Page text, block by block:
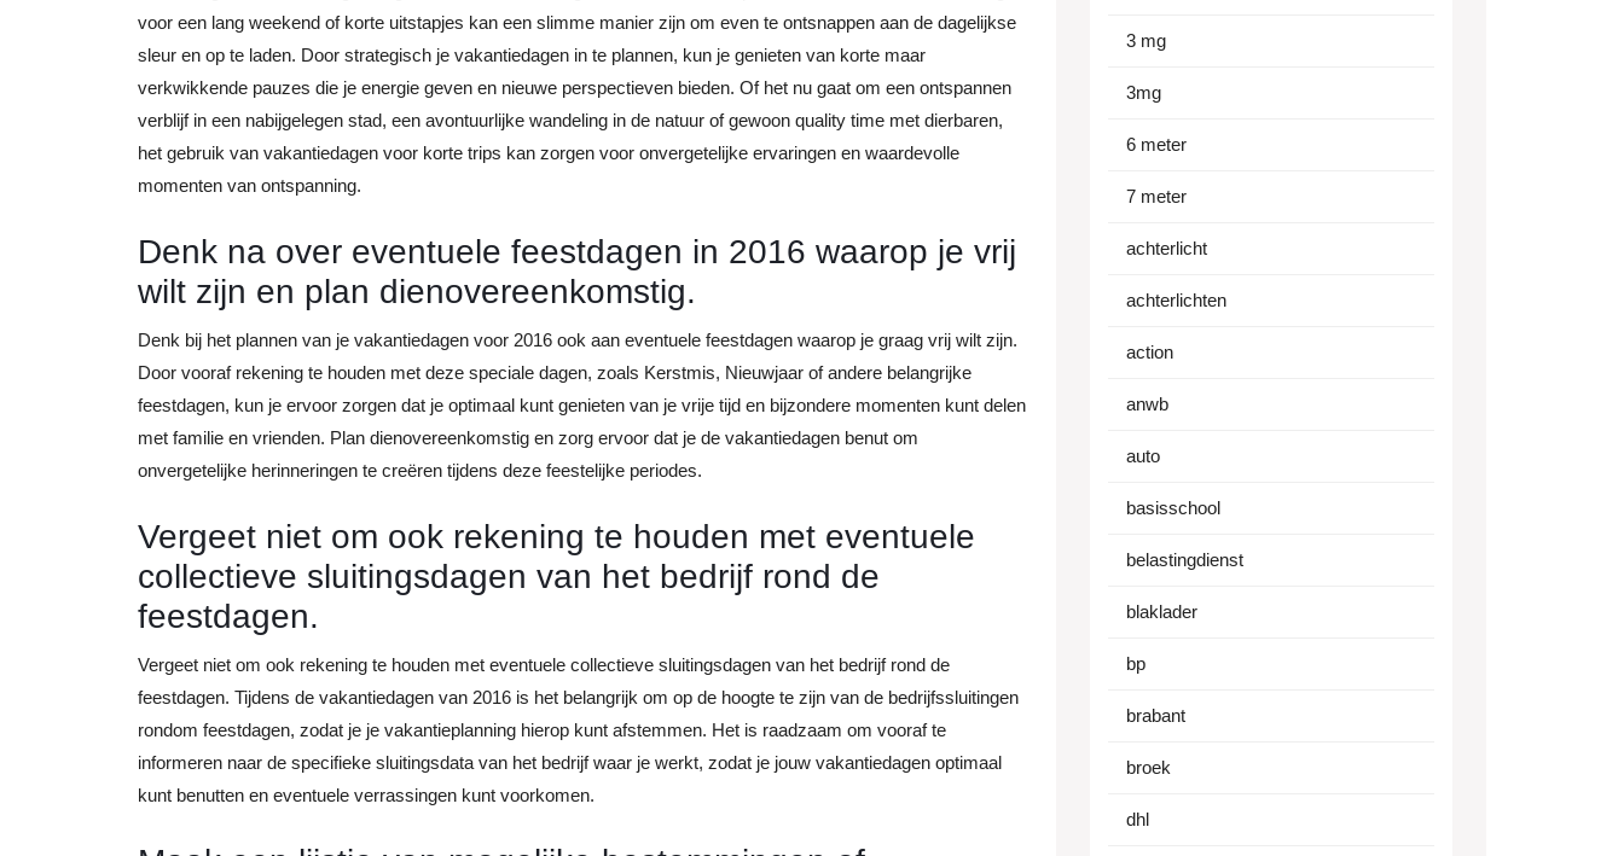
voor een lang weekend of korte uitstapjes kan een slimme manier zijn om even te ontsnappen aan de dagelijkse
sleur en op te laden. Door strategisch je vakantiedagen in te plannen, kun je genieten van korte maar
verkwikkende pauzes die je energie geven en nieuwe perspectieven bieden. Of het nu gaat om een ontspannen
verblijf in een nabijgelegen stad, een avontuurlijke wandeling in de natuur of gewoon quality time met dierbaren,
het gebruik van vakantiedagen voor korte trips kan zorgen voor onvergetelijke ervaringen en waardevolle
momenten van ontspanning.
Denk na over eventuele feestdagen in 2016 waarop je vrij
wilt zijn en plan dienovereenkomstig.
Denk bij het plannen van je vakantiedagen voor 2016 ook aan eventuele feestdagen waarop je graag vrij wilt zijn.
Door vooraf rekening te houden met deze speciale dagen, zoals Kerstmis, Nieuwjaar of andere belangrijke
feestdagen, kun je ervoor zorgen dat je optimaal kunt genieten van je vrije tijd en bijzondere momenten kunt delen
met familie en vrienden. Plan dienovereenkomstig en zorg ervoor dat je de vakantiedagen benut om
onvergetelijke herinneringen te creëren tijdens deze feestelijke periodes.
Vergeet niet om ook rekening te houden met eventuele
collectieve sluitingsdagen van het bedrijf rond de
feestdagen.
Vergeet niet om ook rekening te houden met eventuele collectieve sluitingsdagen van het bedrijf rond de
feestdagen. Tijdens de vakantiedagen van 2016 is het belangrijk om op de hoogte te zijn van de bedrijfssluitingen
rondom feestdagen, zodat je je vakantieplanning hierop kunt afstemmen. Het is raadzaam om vooraf te
informeren naar de specifieke sluitingsdata van het bedrijf waar je werkt, zodat je jouw vakantiedagen optimaal
kunt benutten en eventuele verrassingen kunt voorkomen.
3 mg
3mg
6 meter
7 meter
achterlicht
achterlichten
action
anwb
auto
basisschool
belastingdienst
blaklader
bp
brabant
broek
dhl